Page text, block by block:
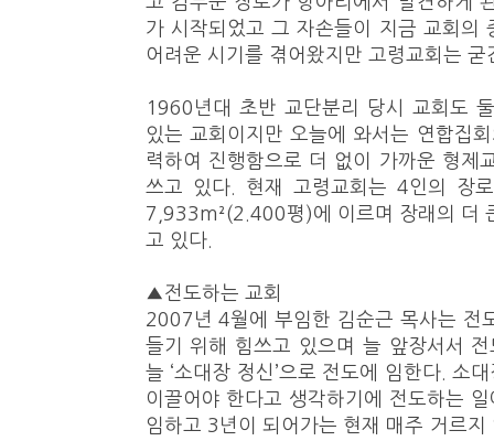
가 시작되었고 그 자손들이 지금 교회의
어려운 시기를 겪어왔지만 고령교회는
1960년대 초반 교단분리 당시 교회도
있는 교회이지만 오늘에 와서는 연합집
력하여 진행함으로 더 없이 가까운 형제
쓰고 있다. 현재 고령교회는 4인의 장
7,933m²(2.400평)에 이르며 장래의 더
고 있다.
▲전도하는 교회
2007년 4월에 부임한 김순근 목사는 전
들기 위해 힘쓰고 있으며 늘 앞장서서
늘 ‘소대장 정신’으로 전도에 임한다. 소
이끌어야 한다고 생각하기에 전도하는
임하고 3년이 되어가는 현재 매주 거르